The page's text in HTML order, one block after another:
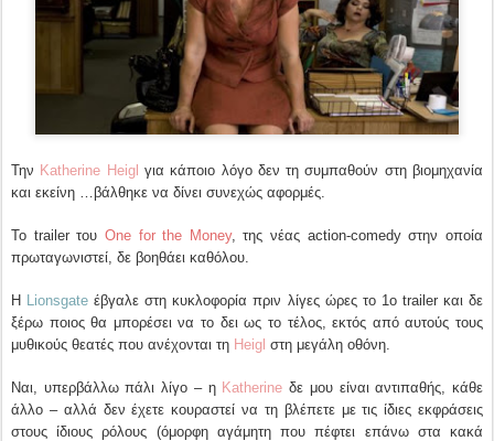
Την Katherine Heigl για κάποιο λόγο δεν τη συμπαθούν στη βιομηχανία
και εκείνη …βάλθηκε να δίνει συνεχώς αφορμές.
Το trailer του One for the Money, της νέας action-comedy στην οποία
πρωταγωνιστεί, δε βοηθάει καθόλου.
Η Lionsgateέβγαλε στη κυκλοφορία πριν λίγες ώρες το 1ο trailer και δε
ξέρω ποιος θα μπορέσει να το δει ως το τέλος, εκτός από αυτούς τους
μυθικούς θεατές που ανέχονται τη Heigl στη μεγάλη οθόνη.
Ναι, υπερβάλλω πάλι λίγο – η Katherineδε μου είναι αντιπαθής, κάθε
άλλο – αλλά δεν έχετε κουραστεί να τη βλέπετε με τις ίδιες εκφράσεις
στους ίδιους ρόλους (όμορφη αγάμητη που πέφτει επάνω στα κακά